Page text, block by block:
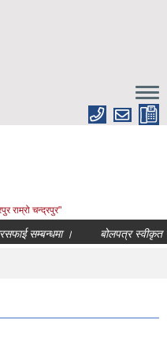
राम्रो चन्द्रपुर"
सम्बन्धमा । बोलपत्र स्वीकृत